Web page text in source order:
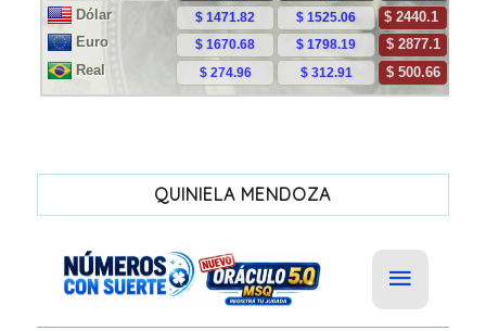
QUINIELA MENDOZA